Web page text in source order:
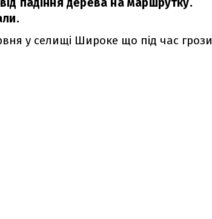
падіння дерева на маршрутку.
у селищі Широке що під час грози